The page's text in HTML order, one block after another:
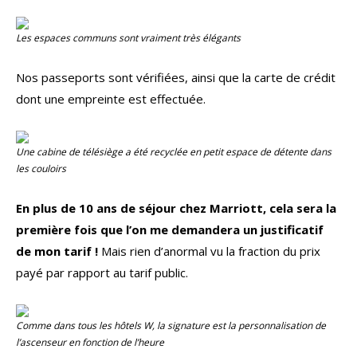
Les espaces communs sont vraiment très élégants
Nos passeports sont vérifiées, ainsi que la carte de crédit
dont une empreinte est effectuée.
Une cabine de télésiège a été recyclée en petit espace de détente dans
les couloirs
En plus de 10 ans de séjour chez Marriott, cela sera la
première fois que l’on me demandera un justificatif
de mon tarif ! Mais rien d’anormal vu la fraction du prix
payé par rapport au tarif public.
Comme dans tous les hôtels W, la signature est la personnalisation de
l’ascenseur en fonction de l’heure